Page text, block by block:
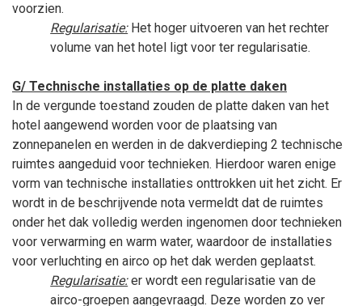
voorzien.
Regularisatie:Het hoger uitvoeren van het rechter
volume van het hotel ligt voor ter regularisatie.
G/ Technische installaties op de platte daken
In de vergunde toestand zouden de platte daken van het
hotel aangewend worden voor de plaatsing van
zonnepanelen en werden in de dakverdieping 2 technische
ruimtes aangeduid voor technieken. Hierdoor waren enige
vorm van technische installaties onttrokken uit het zicht. Er
wordt in de beschrijvende nota vermeldt dat de ruimtes
onder het dak volledig werden ingenomen door technieken
voor verwarming en warm water, waardoor de installaties
voor verluchting en airco op het dak werden geplaatst.
Regularisatie:er wordt een regularisatie van de
airco-groepen aangevraagd. Deze worden zo ver